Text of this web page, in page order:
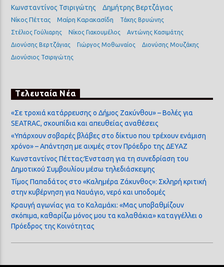
Κωνσταντίνος Τσιριγώτης
Δημήτρης Βερτζάγιας
Νίκος Πέττας Μαίρη Καρακασίδη
Τάκης Βρυώνης
Στέλιος Γούλιαρης
Νίκος Γιακουμέλος
Αντώνης Κασιμάτης
Διονύσης Βερτζάγιας
Γιώργος Μοθωναίος
Διονύσης Μουζάκης
Διονύσιος Τσιριγώτης
Τελευταία Νέα
«Σε τροχιά κατάρρευσης ο Δήμος Ζακύνθου» – Βολές για
SEATRAC, σκουπίδια και απευθείας αναθέσεις
«Υπάρχουν σοβαρές βλάβες στο δίκτυο που τρέχουν ενάμιση
χρόνο» – Απάντηση με αιχμές στον Πρόεδρο της ΔΕΥΑΖ
Κωνσταντίνος Πέττας:Ένσταση για τη συνεδρίαση του
Δημοτικού Συμβουλίου μέσω τηλεδιάσκεψης
Τίμος Παπαδάτος στο «Καλημέρα Ζάκυνθος»: Σκληρή κριτική
στην κυβέρνηση για Ναυάγιο, νερό και υποδομές
Κραυγή αγωνίας για το Καλαμάκι: «Μας υποβαθμίζουν
σκόπιμα, καθαρίζω μόνος μου τα καλαθάκια» καταγγέλλει ο
Πρόεδρος της Κοινότητας